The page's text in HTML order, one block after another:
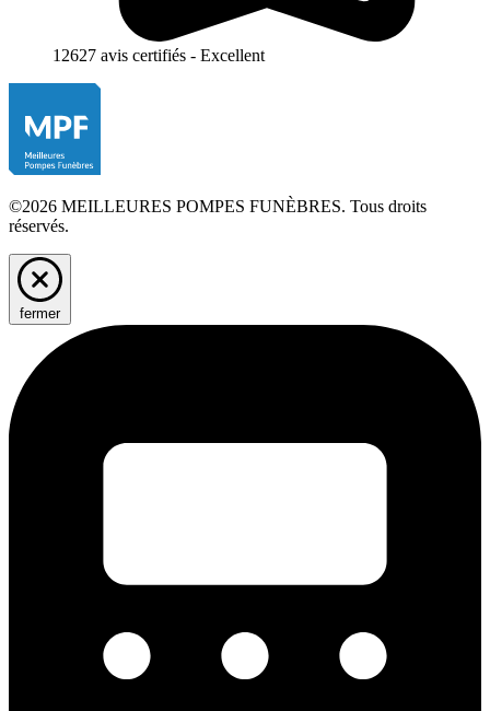
12627 avis certifiés - Excellent
©2026 MEILLEURES POMPES FUNÈBRES. Tous droits
réservés.
fermer